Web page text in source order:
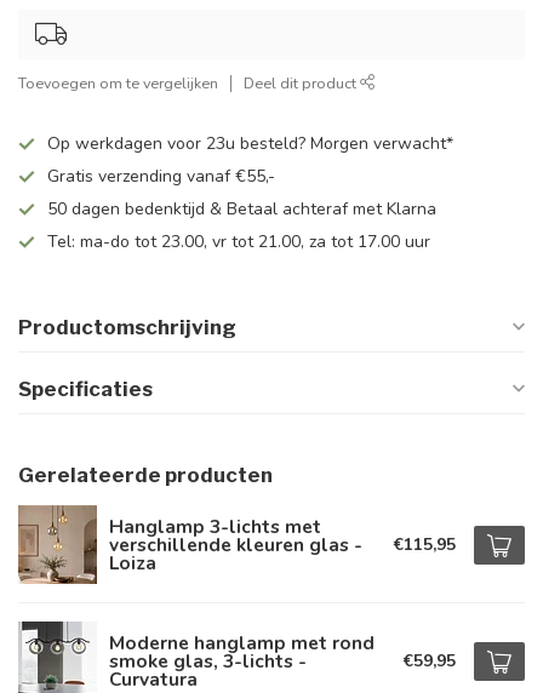
Toevoegen om te vergelijken Deel dit product
Op werkdagen voor 23u besteld? Morgen verwacht*
Gratis verzending vanaf €55,-
50 dagen bedenktijd & Betaal achteraf met Klarna
Tel: ma-do tot 23.00, vr tot 21.00, za tot 17.00 uur
Productomschrijving
Specificaties
Gerelateerde producten
Hanglamp 3-lichts met
verschillende kleuren glas -
Loiza
€115,95
Moderne hanglamp met rond
smoke glas, 3-lichts -
Curvatura
€59,95